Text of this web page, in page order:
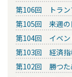
第106回 トラン
第105回 来週の
第104回 イベン
第103回 経済指
第102回 勝つた